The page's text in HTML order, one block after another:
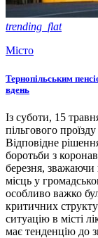
trending_flat
Місто
Тернопільським
вдень
Із суботи, 15
пільгового
Відповідне
боротьби з
березня,
місць у
особливо важко
критичних
ситуацію в місті
має тенденцію до